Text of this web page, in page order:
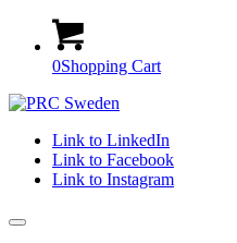
0Shopping Cart
Link to LinkedIn
Link to Facebook
Link to Instagram